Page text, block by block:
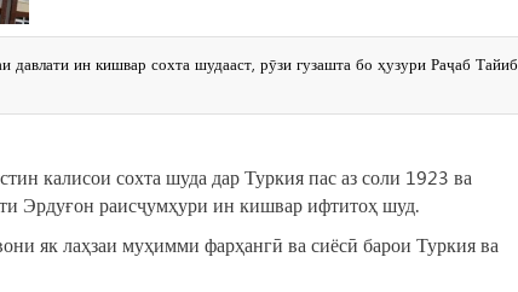
ин кишвар сохта шудааст, рӯзи гузашта бо ҳузури Раҷаб Тайиб
калисои сохта шуда дар Туркия пас аз соли 1923 ва
Эрдуғон раисҷумҳури ин кишвар ифтитоҳ шуд.
як лаҳзаи муҳимми фарҳангӣ ва сиёсӣ барои Туркия ва